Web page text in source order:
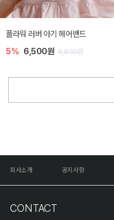
플라워 러버 아기 헤어밴드
5% 6,500원 6,800원
회사소개 공지사항
CONTACT